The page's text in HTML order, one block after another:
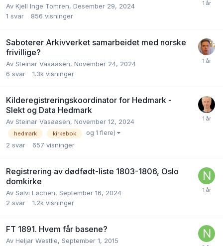
Av Kjell Inge Tomren, Desember 29, 2024
1 svar 856 visninger
Saboterer Arkivverket samarbeidet med norske
frivillige?
Av Steinar Vasaasen, November 24, 2024
6 svar 1.3k visninger
Kilderegistreringskoordinator for Hedmark -
Slekt og Data Hedmark
Av Steinar Vasaasen, November 12, 2024
hedmark kirkebok og 1 flere)
2 svar 657 visninger
Registrering av dødfødt-liste 1803-1806, Oslo
domkirke
Av Sølvi Løchen, September 16, 2024
2 svar 1.2k visninger
FT 1891. Hvem får basene?
Av Heljar Westlie, September 1, 2015